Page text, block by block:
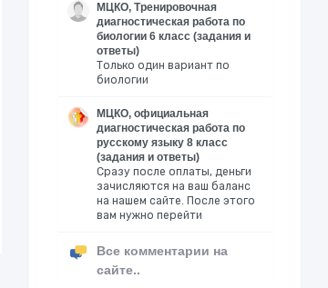
МЦКО, Тренировочная
диагностическая работа по
биологии 6 класс (задания и
ответы)
Только один вариант по
биологии
МЦКО, официальная
диагностическая работа по
русскому языку 8 класс
(задания и ответы)
Сразу после оплаты, деньги
зачисляются на ваш баланс
на нашем сайте. После этого
вам нужно перейти
Все комментарии на
сайте..